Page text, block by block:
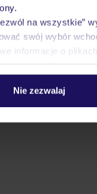
na wszystkie”
swój wybór
informacje o
Nie zezwalaj